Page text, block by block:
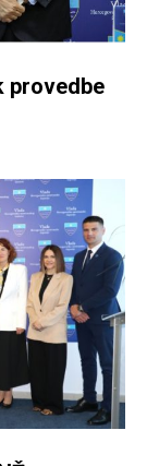
provedbe